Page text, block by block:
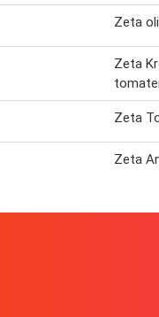
Zeta
Zeta
Zeta
Zeta